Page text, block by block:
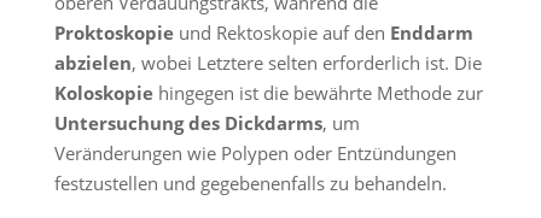
Proktoskopieund Rektoskopie auf den Enddarm
abzielen, wobei Letztere selten erforderlich ist. Die
Koloskopiehingegen ist die bewährte Methode zur
Untersuchung des Dickdarms, um
Veränderungen wie Polypen oder Entzündungen
festzustellen und gegebenenfalls zu behandeln.